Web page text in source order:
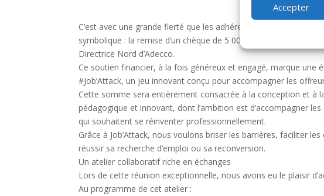
Accepter
C’est avec une grande fierté que les adhérents de Tremplin
symbolique : la remise d’un chèque de 5 000 € par la Fondation
Directrice Nord d’Adecco.
Ce soutien financier, à la fois généreux et engagé, marque
#Job’Attack, un jeu innovant conçu pour accompagner les
Cette somme sera entièrement consacrée à la conception et à
pédagogique et innovant, dont l’ambition est d’accompagner
qui souhaitent se réinventer professionnellement.
Grâce à Job’Attack, nous voulons briser les barrières, faciliter
réussir sa recherche d’emploi ou sa reconversion.
Un atelier collaboratif riche en échanges
Lors de cette réunion exceptionnelle, nous avons eu le plaisir
Au programme de cet atelier :